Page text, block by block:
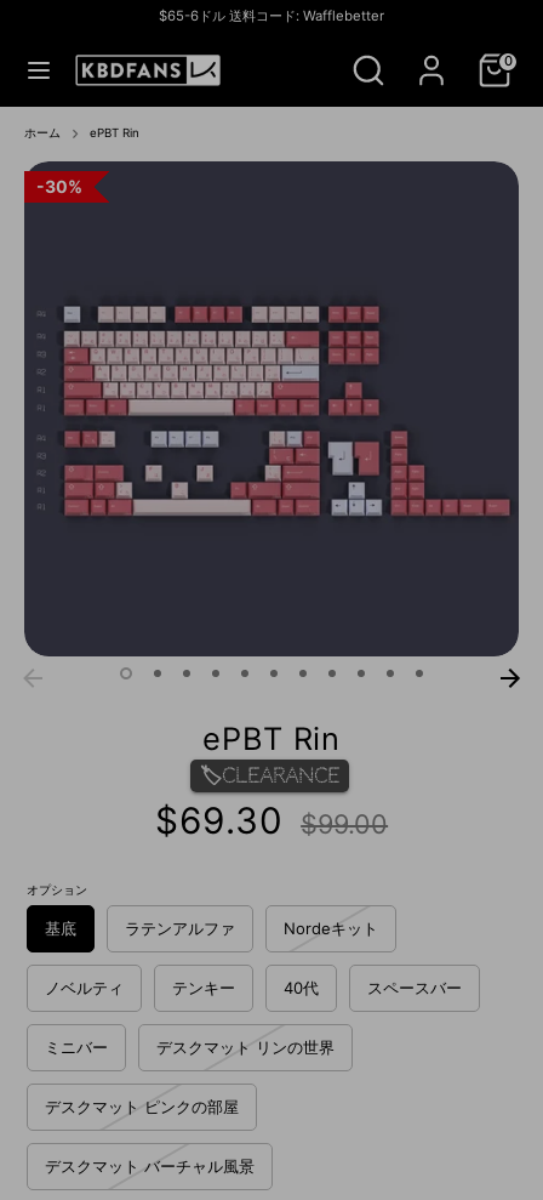
$65-6ドル 送料コード: Wafflebetter
ス
索
0
検
索
ス
ト
を
検
ホーム ePBT Rin
30%
30%
30%
30%
30%
30%
30%
30%
30%
30%
30%
ePBT Rin
🏷️Clearance
$69.30
常$99.00
オプション
基底 ラテンアルファ Nordeキット
ノベルティ テンキー 40代 スペースバー
ミニバー デスクマット リンの世界
デスクマット ピンクの部屋
デスクマット バーチャル風景